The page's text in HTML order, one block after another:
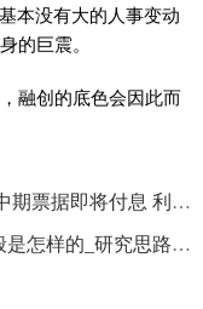
本没有大的人事变动
的巨震。
融创的底色会因此而
即将付息 利率4.20%
样的_研究思路怎么写